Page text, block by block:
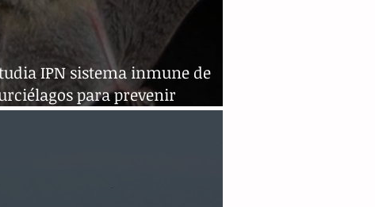
IPN sistema inmune de
para prevenir
zoonóticas